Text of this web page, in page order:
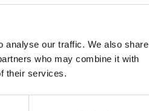
analyse our traffic. We also share
who may combine it with
their services.
na